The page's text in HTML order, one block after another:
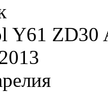
Y61 ZD30